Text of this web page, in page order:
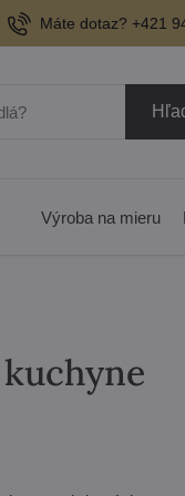
Máte dotaz? +421
Výroba na mieru